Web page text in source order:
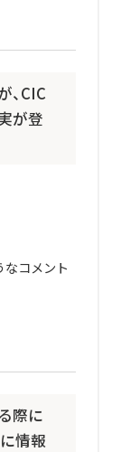
、CIC
が登
コメント
際に
情報